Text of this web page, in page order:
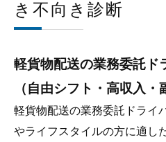
き不向き診断
軽貨物配送の業務委託ド
（自由シフト・高収入・
軽貨物配送の業務委託ドライ
やライフスタイルの方に適し